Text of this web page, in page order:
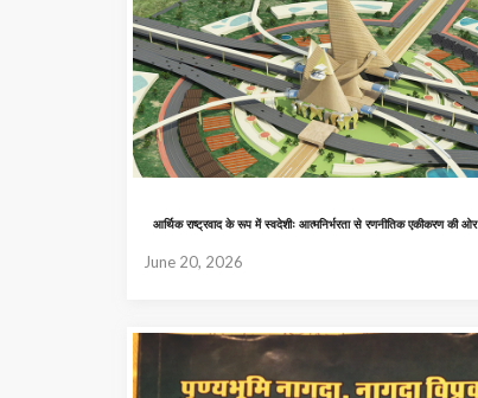
आर्थिक राष्ट्रवाद के रूप में स्वदेशीः आत्मनिर्भरता से रणनीतिक एकीकरण की ओर
June 20, 2026